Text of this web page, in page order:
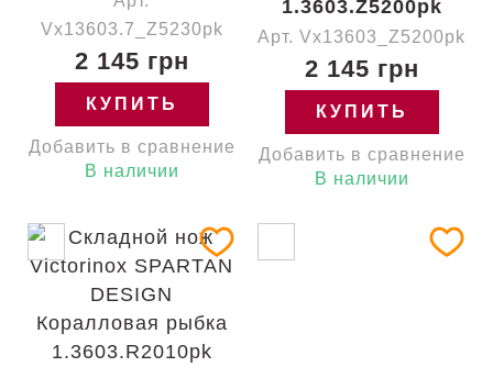
Vx13603.7_Z5230pk
2 145 грн
КУПИТЬ
Добавить в сравнение
В наличии
1.3603.Z5200pk
Арт. Vx13603_Z5200pk
2 145 грн
КУПИТЬ
Добавить в сравнение
В наличии